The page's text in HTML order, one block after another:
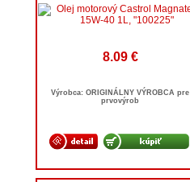
8.09 €
Výrobca: ORIGINÁLNY VÝROBCA pre
prvovýrob